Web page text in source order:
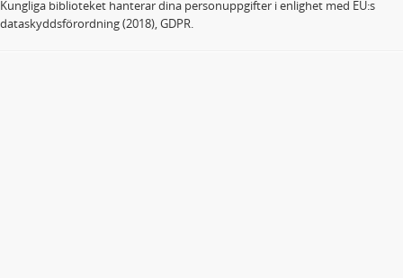
Kungliga biblioteket hanterar dina personuppgifter i enlighet med EU:s
dataskyddsförordning (2018), GDPR.